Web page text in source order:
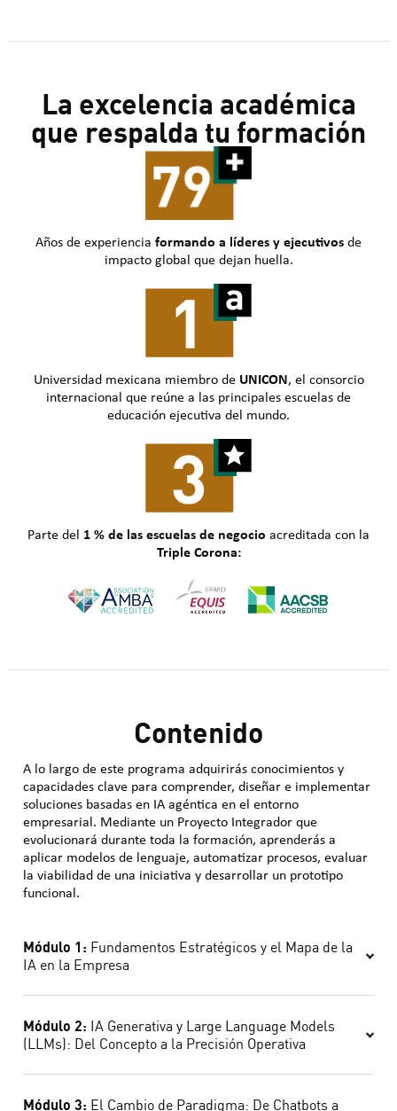
La excelencia académica
que respalda tu formación
Años de experiencia formando a líderes y ejecutivos de
impacto global que dejan huella.
Universidad mexicana miembro de UNICON, el consorcio
internacional que reúne a las principales escuelas de
educación ejecutiva del mundo.
Parte del 1 % de las escuelas de negocio acreditada con la
Triple Corona:
Contenido
A lo largo de este programa adquirirás conocimientos y
capacidades clave para comprender, diseñar e implementar
soluciones basadas en IA agéntica en el entorno
empresarial. Mediante un Proyecto Integrador que
evolucionará durante toda la formación, aprenderás a
aplicar modelos de lenguaje, automatizar procesos, evaluar
la viabilidad de una iniciativa y desarrollar un prototipo
funcional.
Módulo 1: Fundamentos Estratégicos y el Mapa de la
IA en la Empresa
Módulo 2: IA Generativa y Large Language Models
(LLMs): Del Concepto a la Precisión Operativa
Módulo 3: El Cambio de Paradigma: De Chatbots a